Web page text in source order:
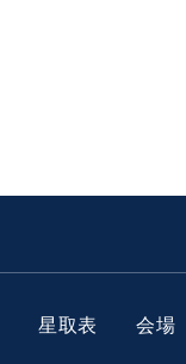
星取表 会場